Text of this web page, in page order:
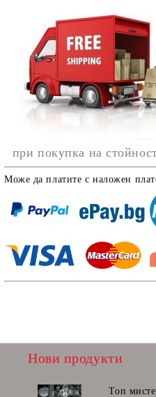
при покупка на
Може да платите с наложен
Нови продукти
Топ